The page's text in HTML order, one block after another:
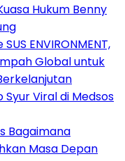
Hukum Benny
ENVIRONMENT,
Global untuk
Syur Viral di Medsos
Bagaimana
Masa Depan